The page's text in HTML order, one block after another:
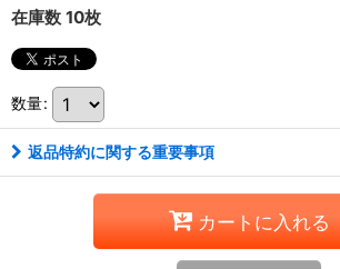
在庫数 10枚
数量:
返品特約に関する重要事項
カートに入れる